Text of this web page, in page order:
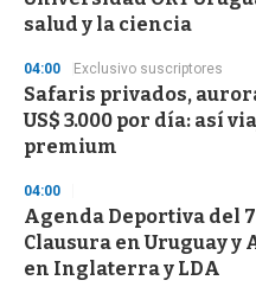
salud y la ciencia
04:00 Exclusivo suscriptores
Safaris privados,
US$ 3.000 por día: así
premium
04:00
Agenda Deportiva del 7
Clausura en Uruguay y
en Inglaterra y LDA